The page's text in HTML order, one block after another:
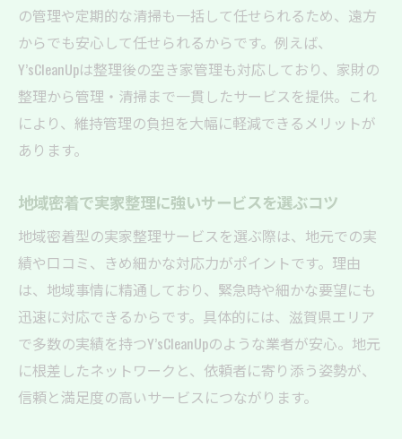
空き家や実家整理の専門家に依頼する安心
感
実家整理で遺品整理士に相談するメリット
家財整理や空き家管理のプロに任せる理由
実家整理サービスの専門知識を活用する方
空き家や実家整理依頼前に確認すべきこと
実家整理サービス依頼時の注意ポイント
空き家管理でトラブルを防ぐための工夫
空き家整理依頼時の重要なチェック事項
の管理や定期的な清掃も一括して任せられるため、遠方
からでも安心して任せられるからです。例えば、
Y’sCleanUpは整理後の空き家管理も対応しており、家財の
整理から管理・清掃まで一貫したサービスを提供。これ
により、維持管理の負担を大幅に軽減できるメリットが
あります。
地域密着で実家整理に強いサービスを選ぶコツ
地域密着型の実家整理サービスを選ぶ際は、地元での実
績や口コミ、きめ細かな対応力がポイントです。理由
は、地域事情に精通しており、緊急時や細かな要望にも
迅速に対応できるからです。具体的には、滋賀県エリア
で多数の実績を持つY’sCleanUpのような業者が安心。地元
に根差したネットワークと、依頼者に寄り添う姿勢が、
信頼と満足度の高いサービスにつながります。